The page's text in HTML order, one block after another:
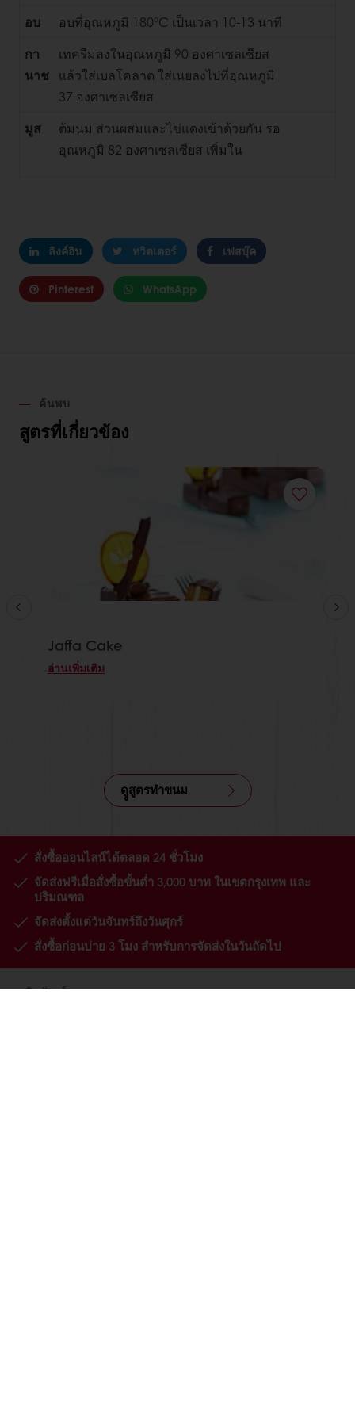
อบ
อบที่อุณหภูมิ 180°C เป็นเวลา 10-13 นาที
กา
นาช
เทครีมลงในอุณหภูมิ 90 องศาเซลเซียส
แล้วใส่เบลโคลาด ใส่เนยลงไปที่อุณหภูมิ
37 องศาเซลเซียส
มูส
ต้มนม ส่วนผสมและไข่แดงเข้าด้วยกัน รอ
อุณหภูมิ 82 องศาเซลเซียส เพิ่มใน
ลิงค์อิน ทวิตเตอร์ เฟสบุ๊ค
Pinterest WhatsApp
ค้นพบ
สูตรที่เกี่ยวข้อง
Jaffa Cake
อ่านเพิ่มเติม
ดููสูตรทำขนม
สั่งซื้อออนไลน์ได้ตลอด 24 ชั่วโมง
จัดส่งฟรีเมื่อสั่งซื้อขั้นต่ำ 3,000 บาท ในเขตกรุงเทพ และ
ปริมณฑล
จัดส่งตั้งแต่วันจันทร์ถึงวันศุกร์
สั่งซื้อก่อนบ่าย 3 โมง สำหรับการจัดส่งในวันถัดไป
ผลิตภัณฑ์